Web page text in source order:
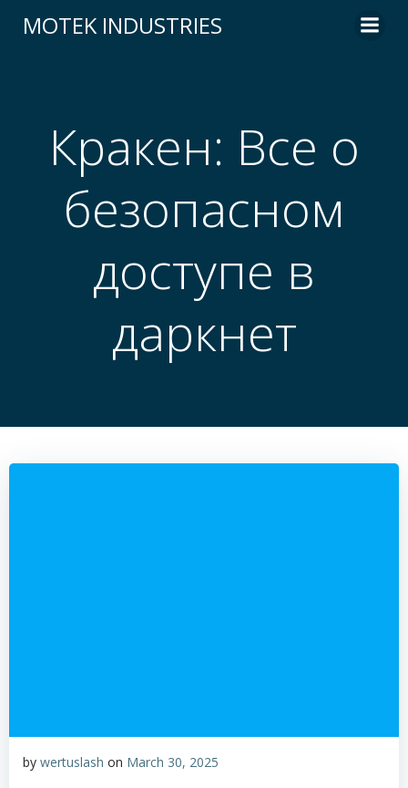
to
MOTEK INDUSTRIES
Кракен: Все о
безопасном
доступе в
даркнет
by wertuslash on March 30, 2025